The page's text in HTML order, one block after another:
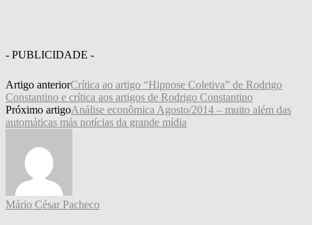
- PUBLICIDADE -
Artigo anteriorCrítica ao artigo “Hipnose Coletiva” de Rodrigo
Constantino e crítica aos artigos de Rodrigo Constantino
Próximo artigoAnálise econômica Agosto/2014 – muito além das
automáticas más notícias da grande mídia
Mário César Pacheco